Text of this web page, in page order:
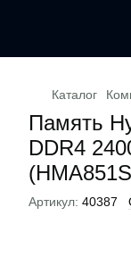
Каталог
Память
DDR4
Артикул: 40387